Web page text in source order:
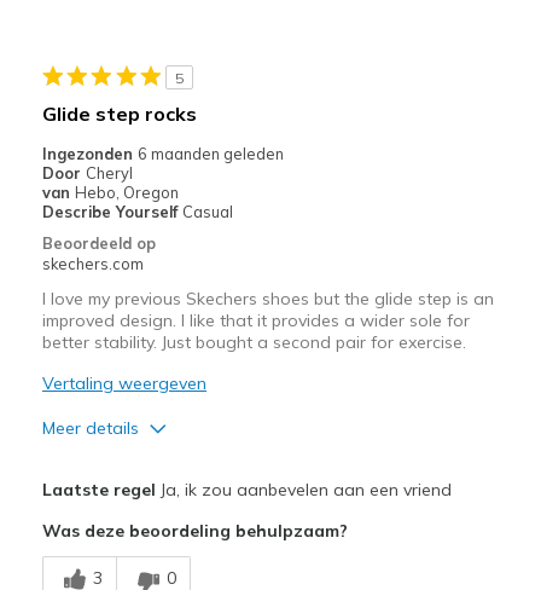
View On Shoes
I'm Into Shoes
5
Glide step rocks
Ingezonden 6 maanden geleden
Door Cheryl
van Hebo, Oregon
Describe Yourself Casual
Beoordeeld op
skechers.com
I love my previous Skechers shoes but the glide step is an
improved design. I like that it provides a wider sole for
better stability. Just bought a second pair for exercise.
Vertaling weergeven
Meer details
Comfortable
Laatste regel Ja, ik zou aanbevelen aan een vriend
Was deze beoordeling behulpzaam?
3 0